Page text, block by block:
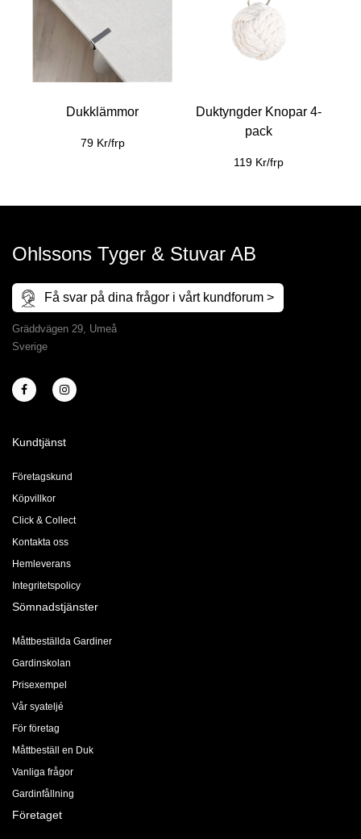
Dukklämmor
79 Kr/frp
Duktyngder Knopar 4-
pack
119 Kr/frp
Ohlssons Tyger & Stuvar AB
Få svar på dina frågor i vårt kundforum >
Gräddvägen 29, Umeå
Sverige
Kundtjänst
Företagskund
Köpvillkor
Click & Collect
Kontakta oss
Hemleverans
Integritetspolicy
Sömnadstjänster
Måttbeställda Gardiner
Gardinskolan
Prisexempel
Vår syateljé
För företag
Måttbeställ en Duk
Vanliga frågor
Gardinfållning
Företaget